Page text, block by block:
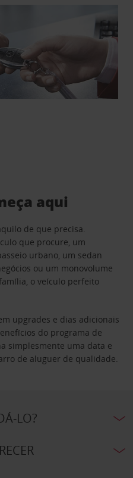
aqui
de que precisa.
que procure, um
urbano, um sedan
ou um monovolume
o veículo perfeito
upgrades e dias adicionais
do programa de
simplesmente uma data e
de aluguer de qualidade.
LO?